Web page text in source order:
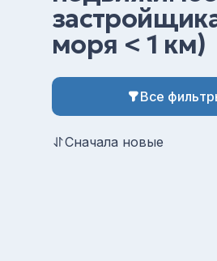
моря < 1 км)
Все
Сначала новые